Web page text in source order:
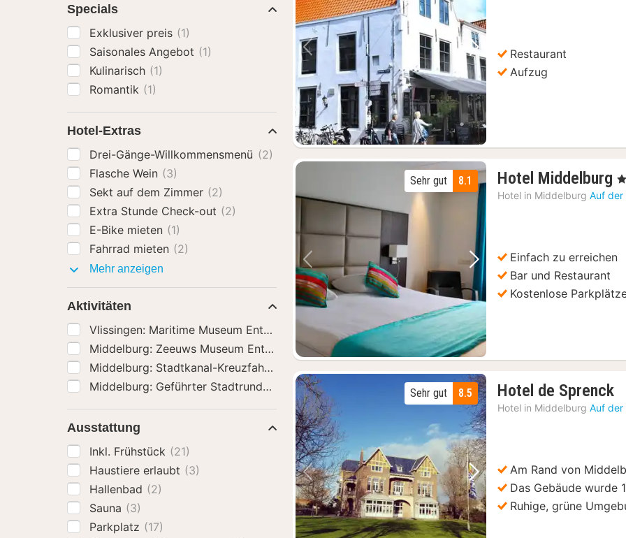
Vorheriges Bild Nächstes Bild
Restaurant
Aufzug
Vorheriges Bild Nächstes Bild
8.1
Sehr gut Hotel Middelburg 1
,
Hotel in Middelburg Auf der
Einfach zu erreichen
Bar und Restaurant
Kostenlose
Vorheriges Bild Nächstes Bild
8.5
Sehr gut Hotel de Sprenck1
Hotel in Middelburg Auf der
Am Rand von
Das Gebäude wurde
Ruhige, grüne
Specials
Exklusiver preis (1)
Saisonales Angebot (1)
Kulinarisch (1)
Romantik (1)
Hotel-Extras
Drei-Gänge-Willkommensmenü (2)
Flasche Wein (3)
Sekt auf dem Zimmer (2)
Extra Stunde Check-out (2)
E-Bike mieten (1)
Fahrrad mieten (2)
Mehr anzeigen
Aktivitäten
Vlissingen: Maritime Museum Entry Ticket(14)
Middelburg: Zeeuws Museum Entry Ticket(24)
Middelburg: Stadtkanal-Kreuzfahrt
Middelburg: Geführter Stadtrundgang
(24)
Ausstattung
Inkl. Frühstück (21)
Haustiere erlaubt (3)
Hallenbad (2)
Sauna (3)
Parkplatz (17)